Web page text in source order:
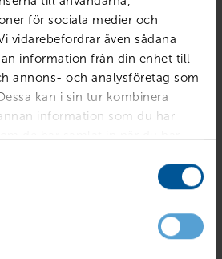
för sociala medier och
vidarebefordrar även sådana
information från din enhet till
annons- och analysföretag som
kan i sin tur kombinera
information som du har
de har samlat in när du har